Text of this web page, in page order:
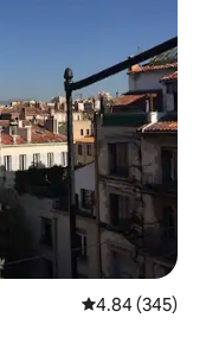
평점 4.84점(5
4.84 (345)